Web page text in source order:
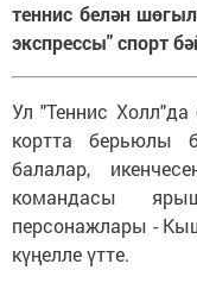
теннис белән
экспрессы" спорт
Ул "Теннис Холл"да
кортта берьюлы
балалар,
командасы
персонажлары -
күңелле үтте.